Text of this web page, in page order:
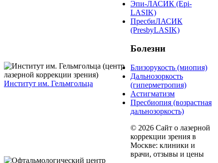
Институт им. Гельмгольца
Эпи-ЛАСИК (Epi-
LASIK)
ПресбиЛАСИК
(PresbyLASIK)
Болезни
Близорукость (миопия)
Дальнозоркость
(гиперметропия)
Астигматизм
Пресбиопия (возрастная
дальнозоркость)
© 2026 Сайт о лазерной
коррекции зрения в
Москве: клиники и
врачи, отзывы и цены